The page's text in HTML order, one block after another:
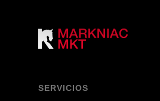
SERVICIOS